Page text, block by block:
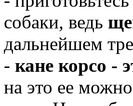
собаки, ведь
дальнейшем
- кане корсо -
на это ее